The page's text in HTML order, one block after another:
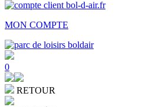
MON COMPTE
0
RETOUR